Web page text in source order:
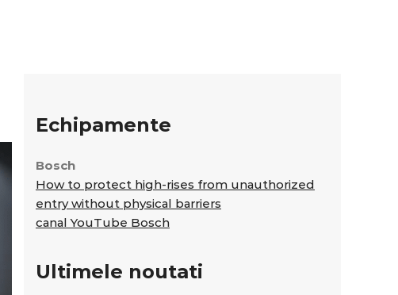
Echipamente
Bosch
How to protect high-rises from unauthorized
entry without physical barriers
canal YouTube Bosch
Ultimele noutati